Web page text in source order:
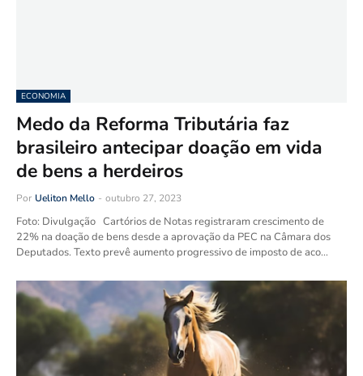
ECONOMIA
Medo da Reforma Tributária faz
brasileiro antecipar doação em vida
de bens a herdeiros
Por Ueliton Mello - outubro 27, 2023
Foto: Divulgação Cartórios de Notas registraram crescimento de
22% na doação de bens desde a aprovação da PEC na Câmara dos
Deputados. Texto prevê aumento progressivo de imposto de aco…